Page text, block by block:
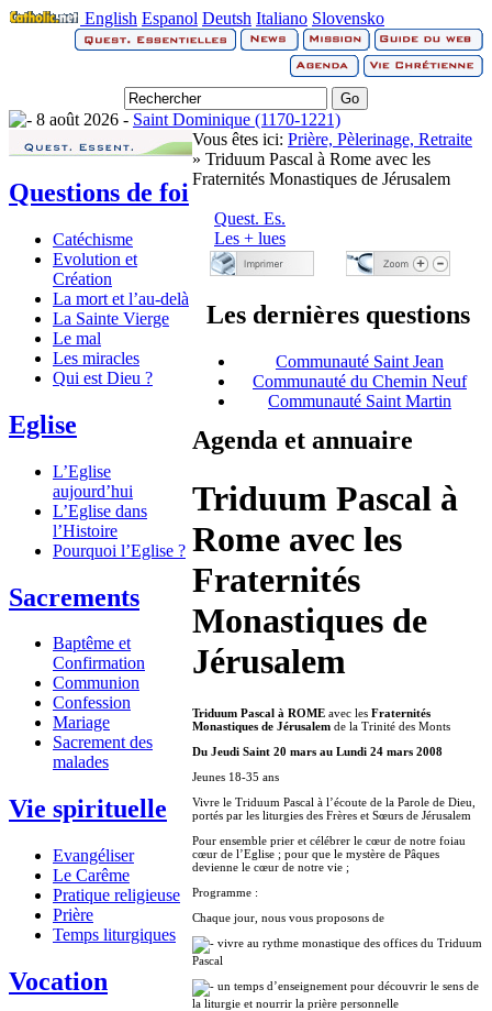
English Espanol Deutsh Italiano Slovensko
8 août 2026 - Saint Dominique (1170-1221)
Questions de foi
Catéchisme
Evolution et
Création
La mort et l’au-delà
La Sainte Vierge
Le mal
Les miracles
Qui est Dieu ?
Eglise
L’Eglise
aujourd’hui
L’Eglise dans
l’Histoire
Pourquoi l’Eglise ?
Sacrements
Baptême et
Confirmation
Communion
Confession
Mariage
Sacrement des
malades
Vie spirituelle
Evangéliser
Le Carême
Pratique religieuse
Prière
Temps liturgiques
Vocation
Vous êtes ici: Prière, Pèlerinage, Retraite
» Triduum Pascal à Rome avec les
Fraternités Monastiques de Jérusalem
Quest. Es.
Les + lues
Les dernières questions
Communauté Saint Jean
Communauté du Chemin Neuf
Communauté Saint Martin
Agenda et annuaire
Triduum Pascal à
Rome avec les
Fraternités
Monastiques de
Jérusalem
Triduum Pascal à ROME avec les Fraternités
Monastiques de Jérusalem de la Trinité des Monts
Du Jeudi Saint 20 mars au Lundi 24 mars 2008
Jeunes 18-35 ans
Vivre le Triduum Pascal à l’écoute de la Parole de Dieu,
portés par les liturgies des Frères et Sœurs de Jérusalem
Pour ensemble prier et célébrer le cœur de notre foiau
cœur de l’Eglise ; pour que le mystère de Pâques
devienne le cœur de notre vie ;
Programme :
Chaque jour, nous vous proposons de
vivre au rythme monastique des offices du Triduum
Pascal
un temps d’enseignement pour découvrir le sens de
la liturgie et nourrir la prière personnelle